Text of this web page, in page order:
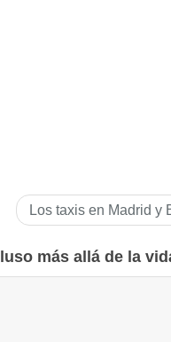
Los taxis en Madrid y
más allá de la